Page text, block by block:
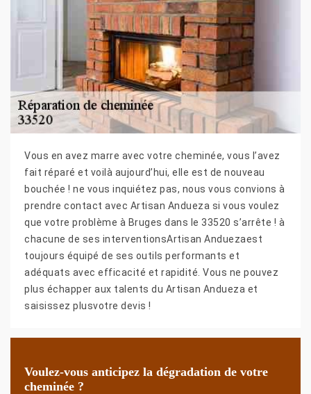
Vous en avez marre avec votre cheminée, vous l’avez
fait réparé et voilà aujourd’hui, elle est de nouveau
bouchée ! ne vous inquiétez pas, nous vous convions à
prendre contact avec Artisan Andueza si vous voulez
que votre problème à Bruges dans le 33520 s’arrête ! à
chacune de ses interventionsArtisan Anduezaest
toujours équipé de ses outils performants et
adéquats avec efficacité et rapidité. Vous ne pouvez
plus échapper aux talents du Artisan Andueza et
saisissez plusvotre devis !
Voulez-vous anticipez la dégradation de votre
cheminée ?